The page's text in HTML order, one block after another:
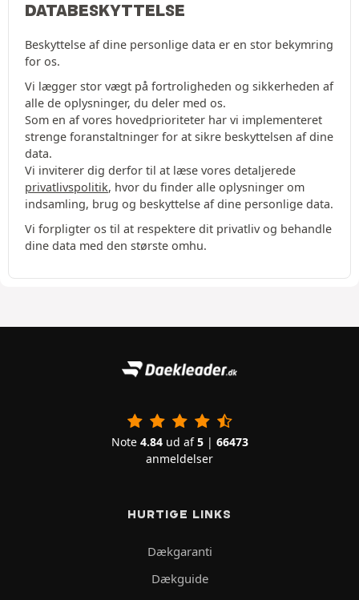
DATABESKYTTELSE
Beskyttelse af dine personlige data er en stor bekymring
for os.
Vi lægger stor vægt på fortroligheden og sikkerheden af
alle de oplysninger, du deler med os.
Som en af vores hovedprioriteter har vi implementeret
strenge foranstaltninger for at sikre beskyttelsen af dine
data.
Vi inviterer dig derfor til at læse vores detaljerede
privatlivspolitik, hvor du finder alle oplysninger om
indsamling, brug og beskyttelse af dine personlige data.
Vi forpligter os til at respektere dit privatliv og behandle
dine data med den største omhu.
Note 4.84ud af5| 66473
anmeldelser
HURTIGE LINKS
Dækgaranti
Dækguide